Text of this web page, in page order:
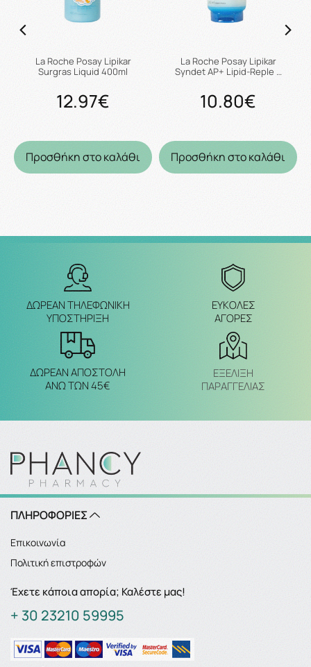
La Roche Posay Lipikar
Surgras Liquid 400ml
12.97€
Προσθήκη στο καλάθι
La Roche Posay Lipikar
Syndet AP+ Lipid-Reple …
10.80€
Προσθήκη στο καλάθι
ΔΩΡΕΑΝ ΤΗΛΕΦΩΝΙΚΗ
ΥΠΟΣΤΗΡΙΞΗ
ΕΥΚΟΛΕΣ
ΑΓΟΡΕΣ
ΔΩΡΕΑΝ ΑΠΟΣΤΟΛΗ
ΑΝΩ ΤΩΝ 45€
ΕΞΈΛΙΞΗ
ΠΑΡΑΓΓΕΛΙΑΣ
ΠΛΗΡΟΦΟΡΙΕΣ
Επικοινωνία
Πολιτική επιστροφών
Έχετε κάποια απορία; Καλέστε μας!
+ 30 23210 59995